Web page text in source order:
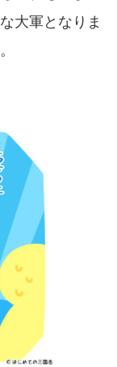
大軍となりま